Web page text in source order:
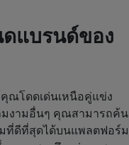
แบรนด์ของ
ณโดดเด่นเหนือคู่แข่ง
มงามอื่นๆ คุณสามารถค้น
ที่ดีที่สุดได้บนแพลตฟอร์ม